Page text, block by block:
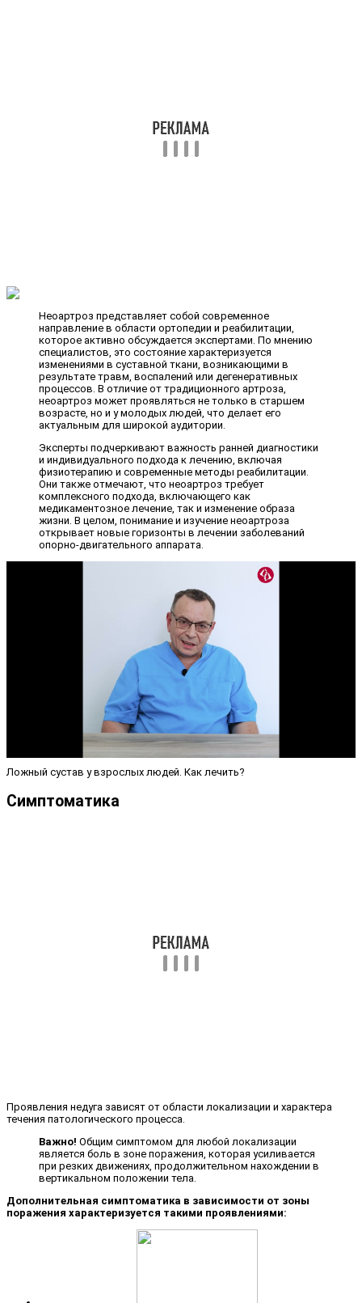
Неоартроз представляет собой современное
направление в области ортопедии и реабилитации,
которое активно обсуждается экспертами. По мнению
специалистов, это состояние характеризуется
изменениями в суставной ткани, возникающими в
результате травм, воспалений или дегенеративных
процессов. В отличие от традиционного артроза,
неоартроз может проявляться не только в старшем
возрасте, но и у молодых людей, что делает его
актуальным для широкой аудитории.
Эксперты подчеркивают важность ранней диагностики
и индивидуального подхода к лечению, включая
физиотерапию и современные методы реабилитации.
Они также отмечают, что неоартроз требует
комплексного подхода, включающего как
медикаментозное лечение, так и изменение образа
жизни. В целом, понимание и изучение неоартроза
открывает новые горизонты в лечении заболеваний
опорно-двигательного аппарата.
Ложный сустав у взрослых людей. Как лечить?
Симптоматика
Проявления недуга зависят от области локализации и характера
течения патологического процесса.
Важно! Общим симптомом для любой локализации
является боль в зоне поражения, которая усиливается
при резких движениях, продолжительном нахождении в
вертикальном положении тела.
Дополнительная симптоматика в зависимости от зоны
поражения характеризуется такими проявлениями: